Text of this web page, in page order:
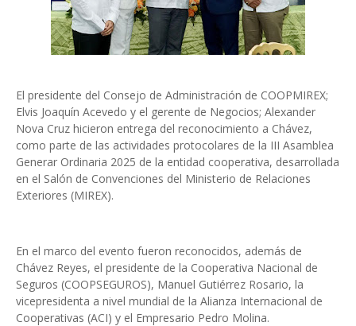
El presidente del Consejo de Administración de COOPMIREX;
Elvis Joaquín Acevedo y el gerente de Negocios; Alexander
Nova Cruz hicieron entrega del reconocimiento a Chávez,
como parte de las actividades protocolares de la III Asamblea
Generar Ordinaria 2025 de la entidad cooperativa, desarrollada
en el Salón de Convenciones del Ministerio de Relaciones
Exteriores (MIREX).
En el marco del evento fueron reconocidos, además de
Chávez Reyes, el presidente de la Cooperativa Nacional de
Seguros (COOPSEGUROS), Manuel Gutiérrez Rosario, la
vicepresidenta a nivel mundial de la Alianza Internacional de
Cooperativas (ACI) y el Empresario Pedro Molina.